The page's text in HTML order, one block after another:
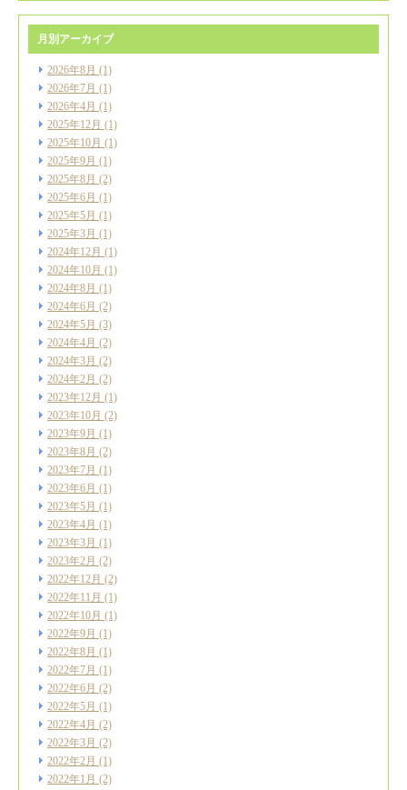
月別アーカイブ
2026年8月 (1)
2026年7月 (1)
2026年4月 (1)
2025年12月 (1)
2025年10月 (1)
2025年9月 (1)
2025年8月 (2)
2025年6月 (1)
2025年5月 (1)
2025年3月 (1)
2024年12月 (1)
2024年10月 (1)
2024年8月 (1)
2024年6月 (2)
2024年5月 (3)
2024年4月 (2)
2024年3月 (2)
2024年2月 (2)
2023年12月 (1)
2023年10月 (2)
2023年9月 (1)
2023年8月 (2)
2023年7月 (1)
2023年6月 (1)
2023年5月 (1)
2023年4月 (1)
2023年3月 (1)
2023年2月 (2)
2022年12月 (2)
2022年11月 (1)
2022年10月 (1)
2022年9月 (1)
2022年8月 (1)
2022年7月 (1)
2022年6月 (2)
2022年5月 (1)
2022年4月 (2)
2022年3月 (2)
2022年2月 (1)
2022年1月 (2)